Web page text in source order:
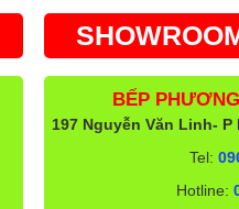
BẾP
197 Nguyễn Văn Linh-
Tel:
Hotline: